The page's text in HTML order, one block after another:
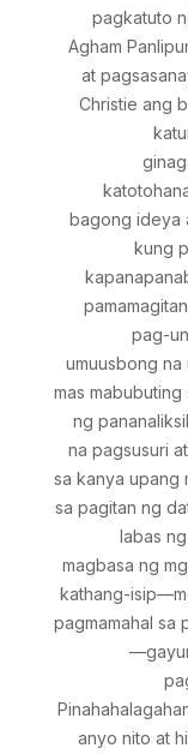
pagkatuto
Agham
at
Christie ang
bagong ideya
kung
pag-
umuusbong
mas
ng
na pagsusuri
sa kanya upang
sa pagitan ng
labas
magbasa ng
kathang-
pagmamahal sa
anyo nito at